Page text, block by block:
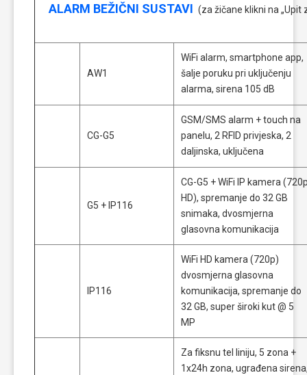
ALARM BEŽIČNI SUSTAVI (za žičane klikni na „Upit
AW1
WiFi alarm, smartphone app,
šalje poruku pri uključenju
alarma, sirena 105 dB
CG-G5
GSM/SMS alarm + touch na
panelu, 2 RFID privjeska, 2
daljinska, uključena
G5 + IP116
CG-G5 + WiFi IP kamera
HD), spremanje do 32 GB
snimaka, dvosmjerna
glasovna komunikacija
IP116
WiFi HD kamera (720p)
dvosmjerna glasovna
komunikacija, spremanje do
32 GB, super široki kut @ 5
MP
Za fiksnu tel liniju, 5 zona +
1x24h zona, ugrađena